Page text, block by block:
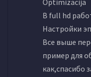
В full hd
Настройки
Все выше
пример для
как,спасибо